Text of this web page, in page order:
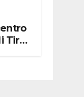
Tiro